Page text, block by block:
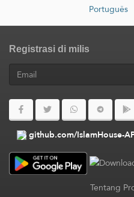
Português
Registrasi di milis
github.com/IslamHouse-
Tentang